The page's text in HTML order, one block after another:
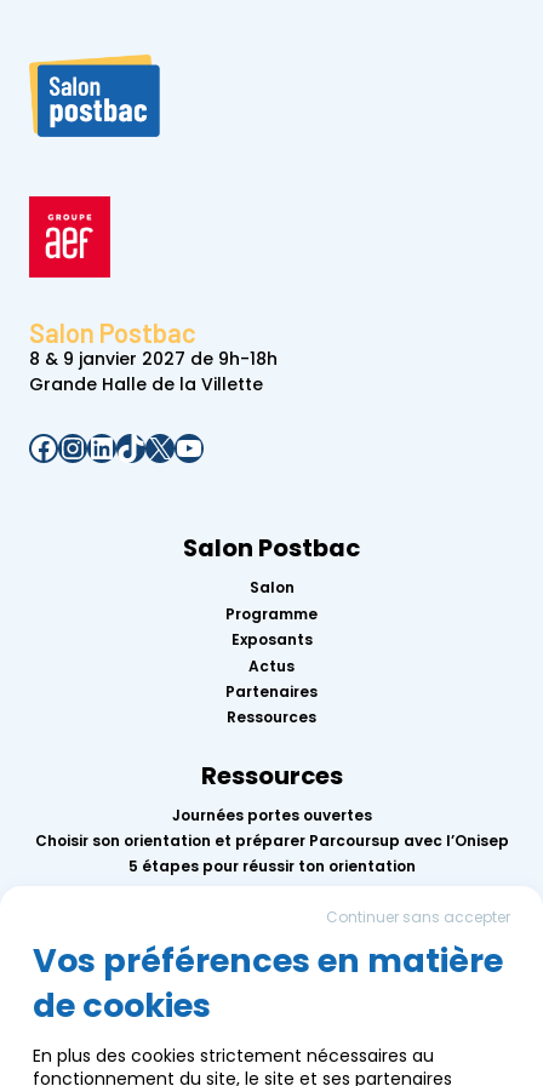
Salon Postbac
8 & 9 janvier 2027 de 9h-18h
Grande Halle de la Villette
Facebook
Instagram
LinkedIn
TikTok
X YouTube
Salon Postbac
Salon
Programme
Exposants
Actus
Partenaires
Ressources
Ressources
Journées portes ouvertes
Choisir son orientation et préparer Parcoursup avec l’Onisep
5 étapes pour réussir ton orientation
Mercredis de l’orientation
Calendrier des événements AEF info
Groupe AEF
Nous contacter
Continuer sans accepter
Vos préférences en matière
de cookies
En plus des cookies strictement nécessaires au
fonctionnement du site, le site et ses partenaires